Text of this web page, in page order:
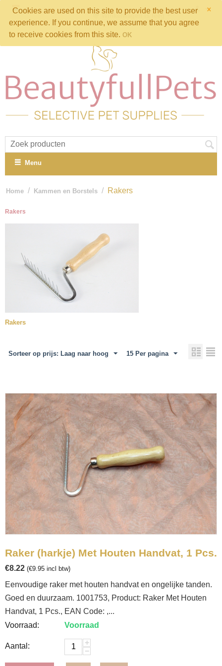
×
Cookies are used on this site to provide the best user
experience. If you continue, we assume that you agree
to receive cookies from this site. OK
Winkelwagen is leeg
Menu
Home / Kammen en Borstels / Rakers
Rakers
Rakers
Sorteer op prijs: Laag naar hoog 15 Per pagina
Raker (harkje) Met Houten Handvat, 1 Pcs.
€8.22 (€9.95 incl btw)
Eenvoudige raker met houten handvat en ongelijke tanden.
Goed en duurzaam. 1001753, Product: Raker Met Houten
Handvat, 1 Pcs., EAN Code: ,...
Voorraad:
Voorraad
Aantal:
+
−